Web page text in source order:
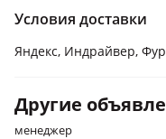
Условия доставки
Яндекс, Индрайвер,
Другие
менеджер